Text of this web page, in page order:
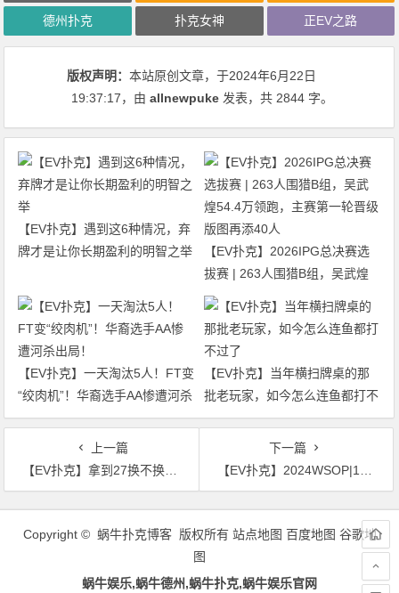
德州扑克 扑克女神 正EV之路
版权声明：本站原创文章，于2024年6月22日
19:37:17，由allnewpuke 发表，共 2844 字。
【EV扑克】遇到这6种情况，弃
牌才是让你长期盈利的明智之举
【EV扑克】2026IPG总决赛选
拔赛 | 263人围猎B组，吴武煌
54.4万领跑，主赛第一轮晋级版
【EV扑克】一天淘汰5人！FT变
“绞肉机”！华裔选手AA惨遭河杀
出局！
【EV扑克】当年横扫牌桌的那
批老玩家，如今怎么连鱼都打不
过了
上一篇
【EV扑克】拿到27换不换？Phil Ivey手持23457赢下第11条金手链
下一篇
【EV扑克】2024WSOP|10w买入豪客赛Chris Hunichen夺冠开花哥第三 中国玩家多项赛事中取得好成绩
文
Copyright © 蜗牛扑克博客 版权所有 站点地图 百度地图 谷歌地
图
蜗牛娱乐,蜗牛德州,蜗牛扑克,蜗牛娱乐官网